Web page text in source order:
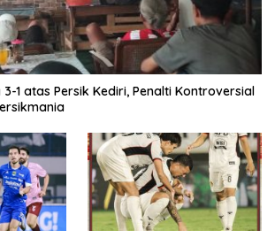
1 atas Persik Kediri, Penalti Kontroversial